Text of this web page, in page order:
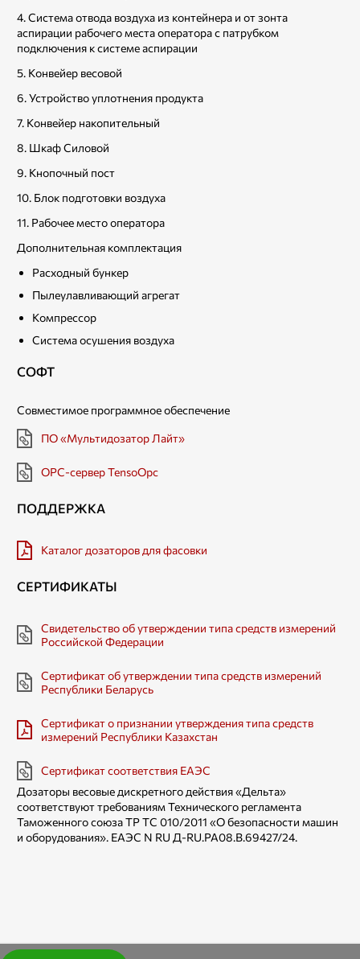
4. Система отвода воздуха из контейнера и от зонта
аспирации рабочего места оператора с патрубком
подключения к системе аспирации
5. Конвейер весовой
6. Устройство уплотнения продукта
7. Конвейер накопительный
8. Шкаф Силовой
9. Кнопочный пост
10. Блок подготовки воздуха
11. Рабочее место оператора
Дополнительная комплектация
Расходный бункер
Пылеулавливающий агрегат
Компрессор
Система осушения воздуха
СОФТ
Совместимое программное обеспечение
ПО «Мультидозатор Лайт»
OPC-сервер TensoOpc
ПОДДЕРЖКА
Каталог дозаторов для фасовки
СЕРТИФИКАТЫ
Свидетельство об утверждении типа средств измерений
Российской Федерации
Сертификат об утверждении типа средств измерений
Республики Беларусь
Сертификат о признании утверждения типа средств
измерений Республики Казахстан
Сертификат соответствия ЕАЭС
Дозаторы весовые дискретного действия «Дельта»
соответствуют требованиям Технического регламента
Таможенного союза TP ТС 010/2011 «О безопасности машин
и оборудования». ЕАЭС N RU Д-RU.РА08.В.69427/24.